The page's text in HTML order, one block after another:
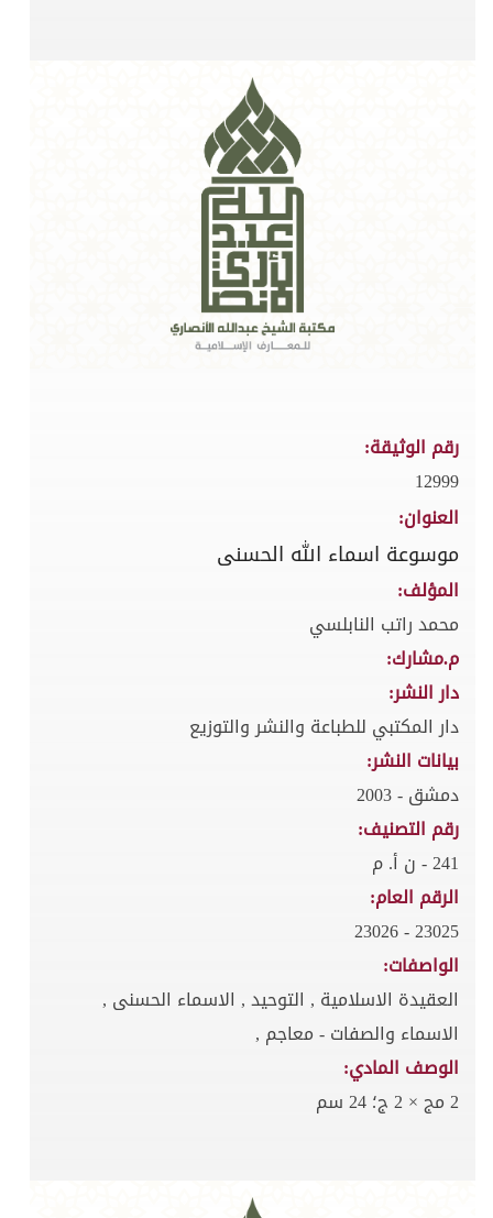
رقم الوثيقة:
12999
العنوان:
موسوعة اسماء الله الحسنى
المؤلف:
محمد راتب النابلسي
م.مشارك:
دار النشر:
دار المكتبي للطباعة والنشر والتوزيع
بيانات النشر:
دمشق - 2003
رقم التصنيف:
241 - ن أ. م
الرقم العام:
23025 - 23026
الواصفات:
العقيدة الاسلامية , التوحيد , الاسماء الحسنى ,
الاسماء والصفات - معاجم ,
الوصف المادي:
2 مج × 2 ج؛ 24 سم